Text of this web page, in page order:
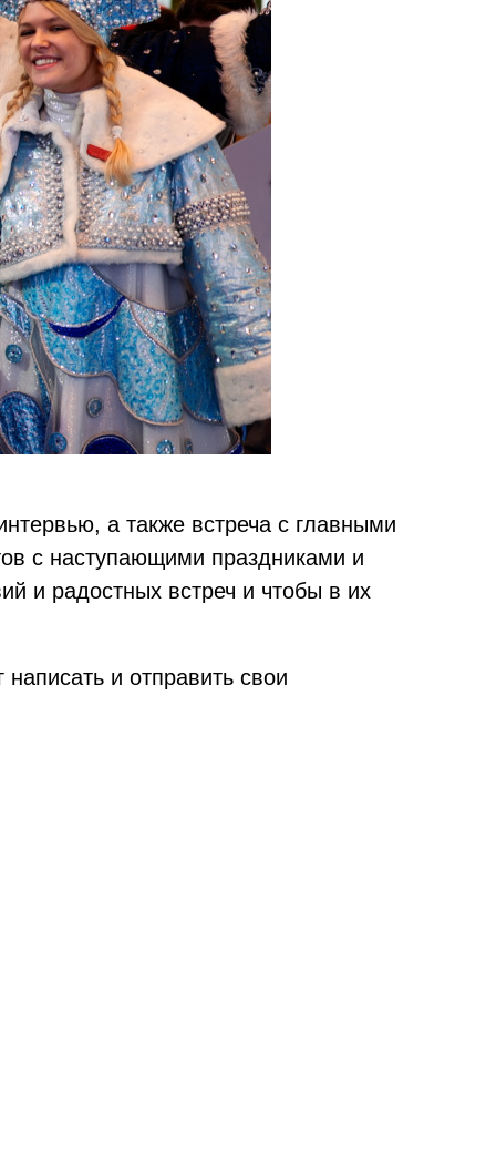
а также встреча с главными
с наступающими праздниками и
и радостных встреч и чтобы в их
и отправить свои